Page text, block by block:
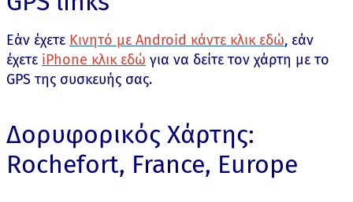
Εάν έχετε Κινητό με Android κάντε κλικ εδώ, εάν
έχετε iPhone κλικ εδώ για να δείτε τον χάρτη με το
GPS της συσκευής σας.
Δορυφορικός Χάρτης:
Rochefort, France, Europe